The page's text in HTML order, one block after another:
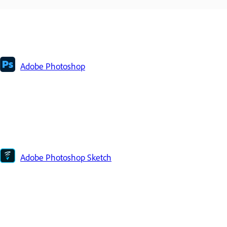
Adobe Photoshop
Adobe Photoshop Sketch